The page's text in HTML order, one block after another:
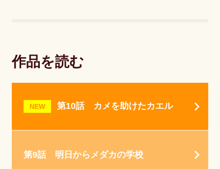
作品を読む
NEW 第10話 カメを助けたカエル
第9話 明日からメダカの学校